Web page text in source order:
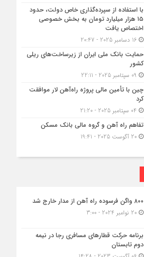
با استفاده از سپرده‌گذاری خاص دولت، حدود
۱۵ هزار میلیارد تومان به بخش خصوصی
اختصاص یافت
16 دسامبر 2025 - 20:47
حمایت بانک ملی ایران از زیرساخت‌های ریلی
کشور
چین با تأمین مالی پروژه راه‌آهن لار موافقت
کرد
تفاهم راه آهن و گروه مالی بانک مسکن
20 آگوست 2025 - 19:41
۸۰۰ واگن فرسوده راه آهن از مدار خارج شد
20 نوامبر 2024 - 3:00
برنامه حرکت قطارهای مسافری رجا در نیمه
دوم تابستان